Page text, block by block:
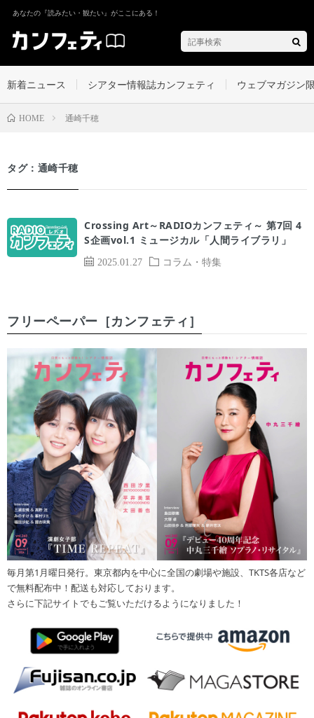
あなたの『読みたい・観たい』がここにある！
新着ニュース シアター情報誌カンフェティ ウェブマガジン
HOME 通崎千穂
タグ：通崎千穂
2025.01.27 コラム・特集
Crossing Art～RADIOカンフェティ～ 第7回 4
S企画vol.1 ミュージカル「人間ライブラリ」
フリーペーパー［カンフェティ］
毎月第1月曜日発行。東京都内を中心に全国の劇場や施設、TKTS各店など
で無料配布中！配送も対応しております。
さらに下記サイトでもご覧いただけるようになりました！